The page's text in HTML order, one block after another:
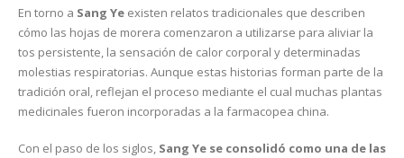
En torno a Sang Ye existen relatos tradicionales que describen
cómo las hojas de morera comenzaron a utilizarse para aliviar la
tos persistente, la sensación de calor corporal y determinadas
molestias respiratorias. Aunque estas historias forman parte de la
tradición oral, reflejan el proceso mediante el cual muchas plantas
medicinales fueron incorporadas a la farmacopea china.
Con el paso de los siglos, Sang Ye se consolidó como una de las